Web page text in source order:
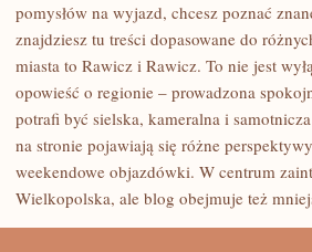
SZAMOTUŁY
pomysłów na wyjazd, chcesz poznać
znajdziesz tu treści dopasowane do
miasta to Rawicz i Rawicz. To nie jest
opowieść o regionie – prowadzona
potrafi być sielska, kameralna i
na stronie pojawiają się różne
weekendowe objazdówki. W centrum
Wielkopolska, ale blog obejmuje też